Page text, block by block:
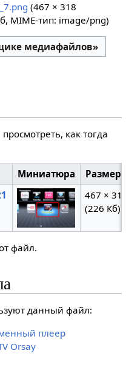
(467 × 318
MIME-тип: image/png)
медиафайлов»
как тогда
Миниатюра
467 ×
(226 Кб)
файл.
данный файл:
плеер
Orsay